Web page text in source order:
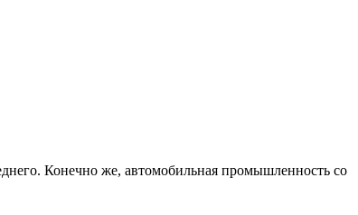
Конечно же, автомобильная промышленность со